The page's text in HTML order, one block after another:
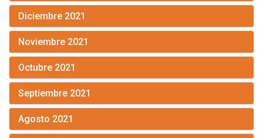
Diciembre 2021
Noviembre 2021
Octubre 2021
Septiembre 2021
Agosto 2021